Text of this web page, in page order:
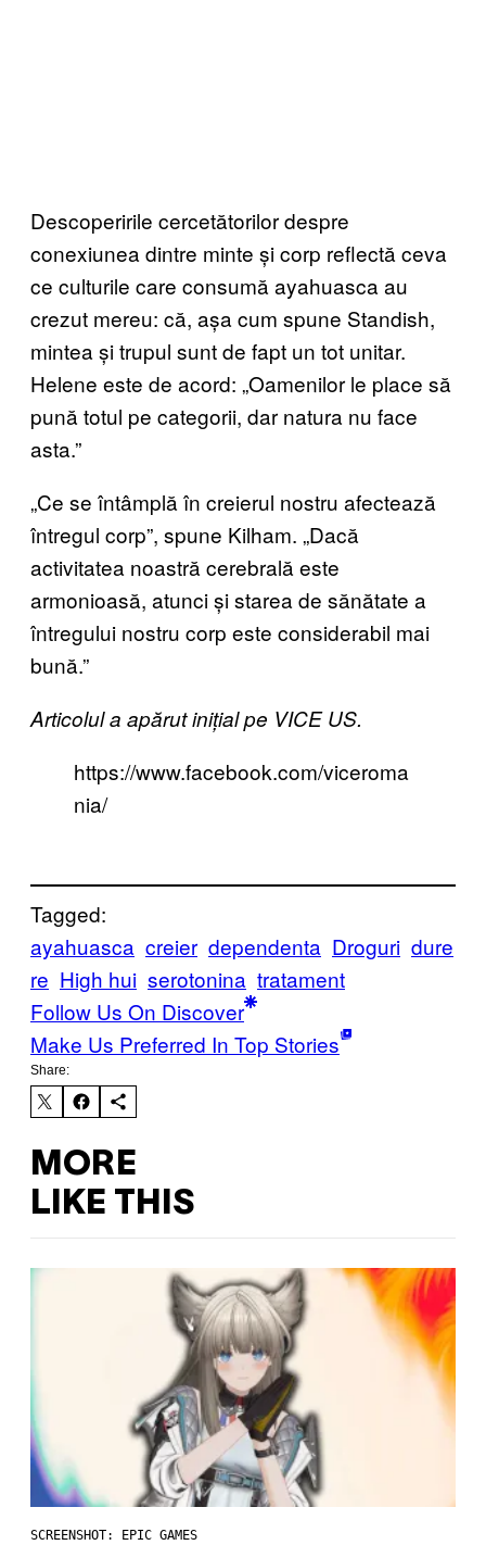
Descoperirile cercetătorilor despre
conexiunea dintre minte și corp reflectă ceva
ce culturile care consumă ayahuasca au
crezut mereu: că, așa cum spune Standish,
mintea și trupul sunt de fapt un tot unitar.
Helene este de acord: „Oamenilor le place să
pună totul pe categorii, dar natura nu face
asta.”
„Ce se întâmplă în creierul nostru afectează
întregul corp”, spune Kilham. „Dacă
activitatea noastră cerebrală este
armonioasă, atunci și starea de sănătate a
întregului nostru corp este considerabil mai
bună.”
Articolul a apărut inițial pe VICE US.
https://www.facebook.com/viceroma
nia/
Tagged:
ayahuasca creier dependenta Droguri dure
re High hui serotonina tratament
Follow Us On Discover
Make Us Preferred In Top Stories
Share:
MORE
LIKE THIS
SCREENSHOT: EPIC GAMES